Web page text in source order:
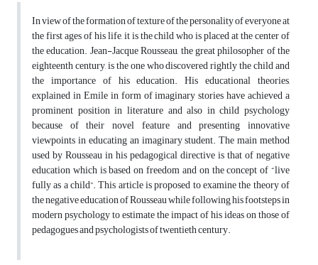
In view of the formation of texture of the personality of everyone at
the first ages of his life, it is the child who is placed at the center of
the education. Jean-Jacque Rousseau, the great philosopher of the
eighteenth century, is the one who discovered rightly the child and
the importance of his education. His educational theories,
explained in Emile in form of imaginary stories have achieved a
prominent position in literature and also in child psychology
because of their novel feature and presenting innovative
viewpoints in educating an imaginary student. The main method
used by Rousseau in his pedagogical directive is that of negative
education which is based on freedom and on the concept of “live
fully as a child”. This article is proposed to examine the theory of
the negative education of Rousseau while following his footsteps in
modern psychology to estimate the impact of his ideas on those of
pedagogues and psychologists of twentieth century.